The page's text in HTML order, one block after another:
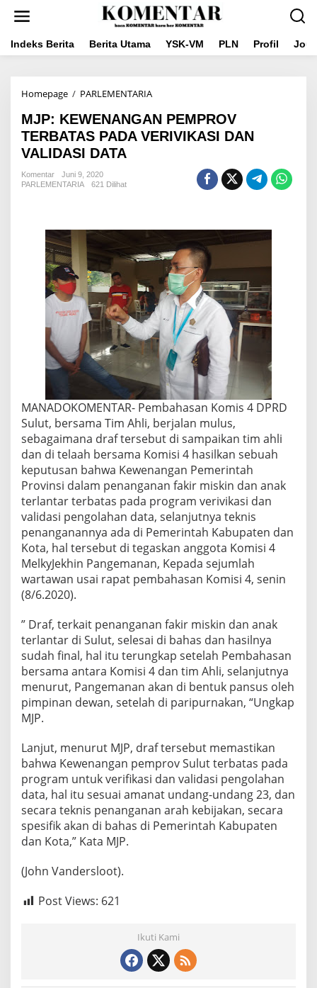
Indeks Berita Berita Utama YSK-VM PLN Profil
Homepage / PARLEMENTARIAMJP:
PEMPROV
TERBATAS
PADA
MJP: KEWENANGAN PEMPROV
TERBATAS PADA VERIVIKASI DAN
VALIDASI DATA
Komentar
Juni 9, 2020
PARLEMENTARIA
621 Dilihat
MANADOKOMENTAR- Pembahasan Komis 4 DPRD
Sulut, bersama Tim Ahli, berjalan mulus,
sebagaimana draf tersebut di sampaikan tim ahli
dan di telaah bersama Komisi 4 hasilkan sebuah
keputusan bahwa Kewenangan Pemerintah
Provinsi dalam penanganan fakir miskin dan anak
terlantar terbatas pada program verivikasi dan
validasi pengolahan data, selanjutnya teknis
penanganannya ada di Pemerintah Kabupaten dan
Kota, hal tersebut di tegaskan anggota Komisi 4
MelkyJekhin Pangemanan, Kepada sejumlah
wartawan usai rapat pembahasan Komisi 4, senin
(8/6.2020).
” Draf, terkait penanganan fakir miskin dan anak
terlantar di Sulut, selesai di bahas dan hasilnya
sudah final, hal itu terungkap setelah Pembahasan
bersama antara Komisi 4 dan tim Ahli, selanjutnya
menurut, Pangemanan akan di bentuk pansus oleh
pimpinan dewan, setelah di paripurnakan, “Ungkap
MJP.
Lanjut, menurut MJP, draf tersebut memastikan
bahwa Kewenangan pemprov Sulut terbatas pada
program untuk verifikasi dan validasi pengolahan
data, hal itu sesuai amanat undang-undang 23, dan
secara teknis penanganan arah kebijakan, secara
spesifik akan di bahas di Pemerintah Kabupaten
dan Kota,” Kata MJP.
(John Vandersloot).
Post Views: 621
Ikuti Kami